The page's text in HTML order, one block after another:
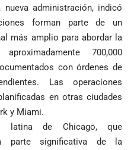
administración, indicó
forman parte de un
más amplio para abordar la
700,000
con órdenes de
Las operaciones
en otras ciudades
y Miami.
latina de Chicago, que
parte significativa de la
Federico
Gutiérrez
envía
documentos
al FBI, DEA y
Congreso
contra la ‘paz
total’ por
presuntos
y
de
Alemania no
tuvo piedad:
goleó 7-1 a un
Curazao en su
debut
mundialista
de
Rionegro
fotos
en
de Guarne y